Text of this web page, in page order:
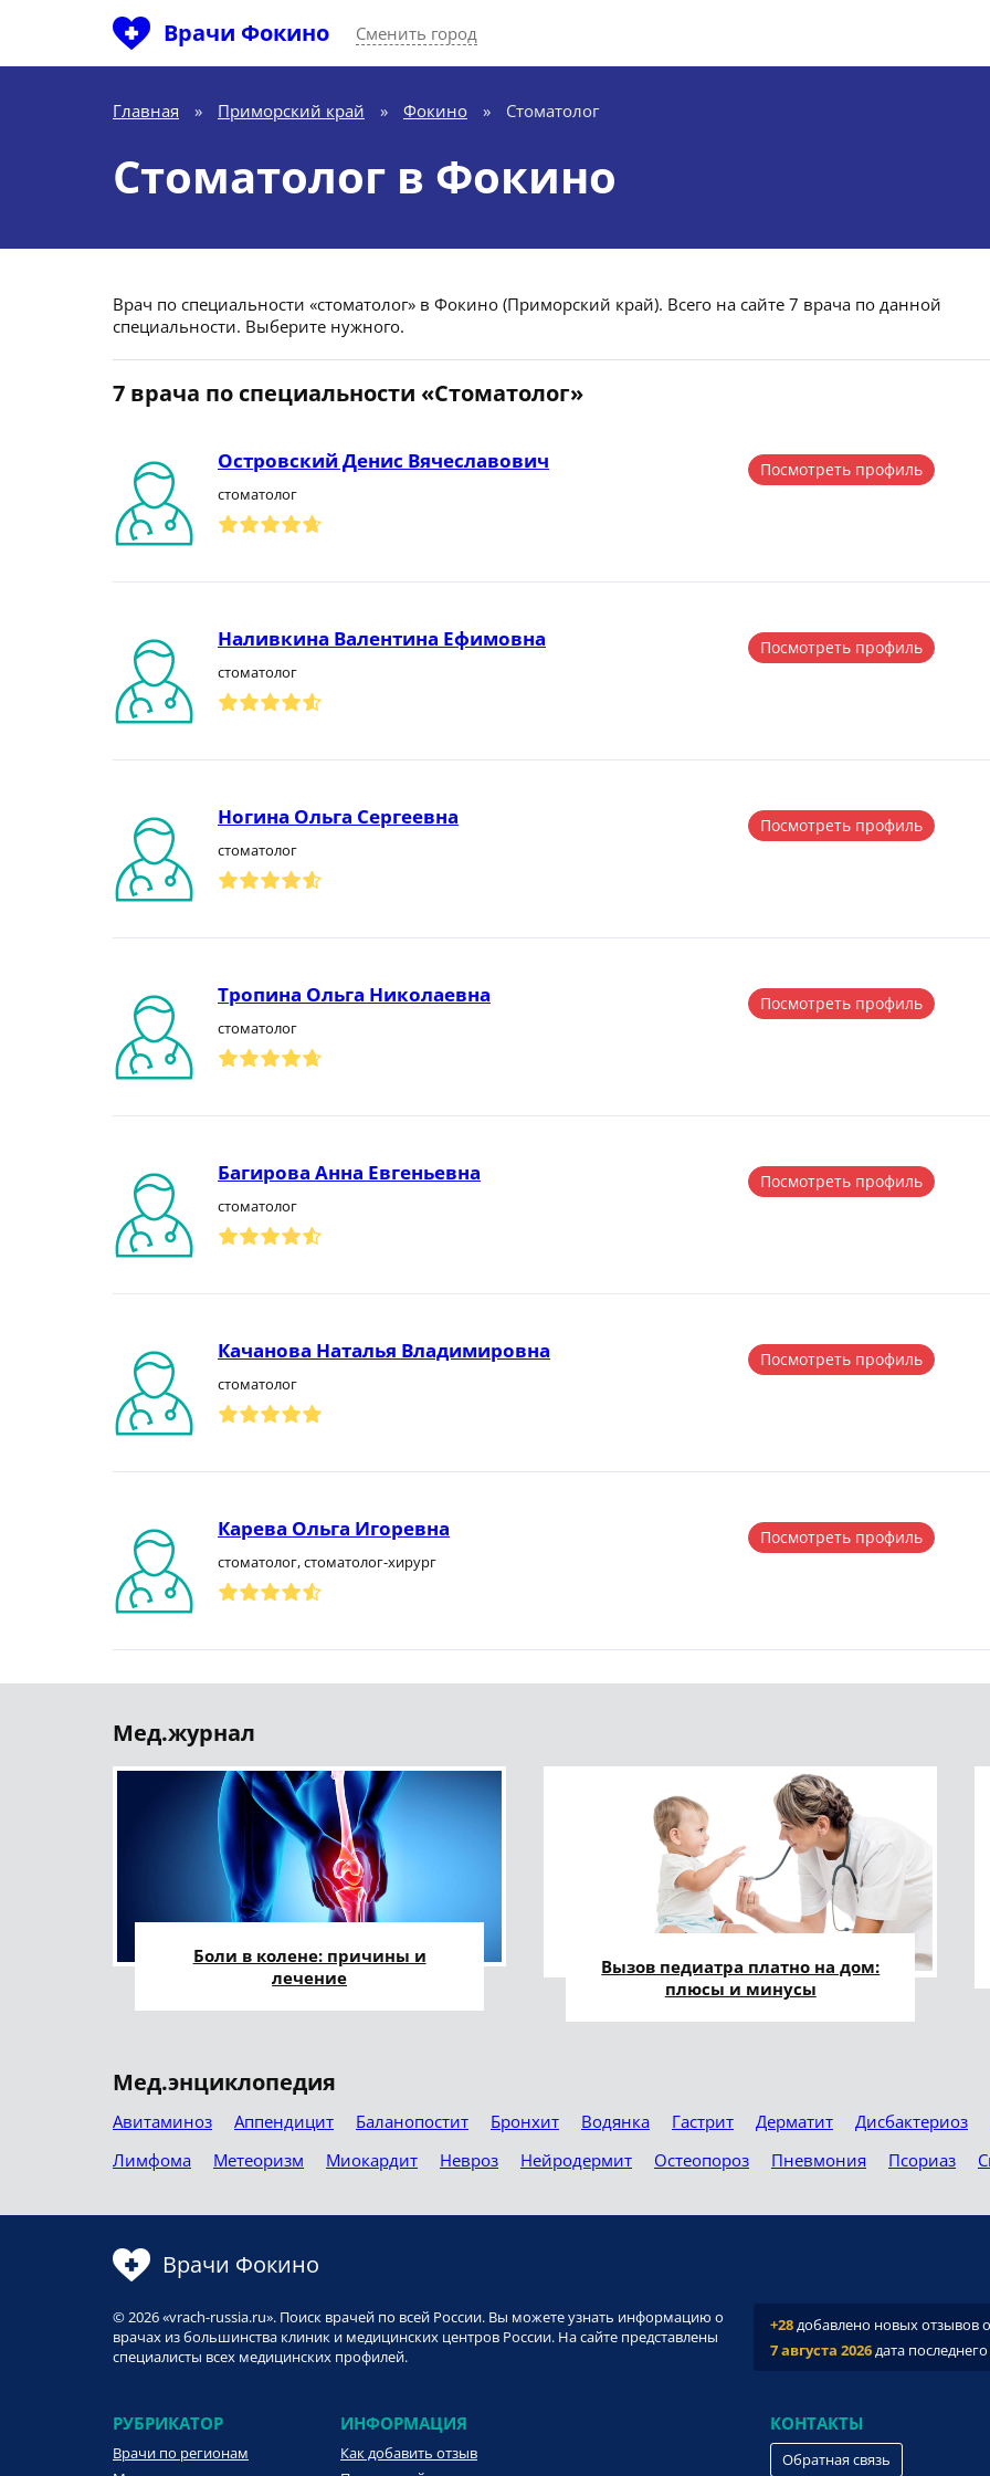
Врачи Фокино Сменить город
Главная » Приморский край » Фокино » Стоматолог
Стоматолог в Фокино
Врач по специальности «стоматолог» в Фокино (Приморский край). Всего на сайте 7 врача по данной
специальности. Выберите нужного.
7 врача по специальности «Стоматолог»
Островский Денис Вячеславович
стоматолог
Посмотреть профиль
Наливкина Валентина Ефимовна
стоматолог
Посмотреть профиль
Ногина Ольга Сергеевна
стоматолог
Посмотреть профиль
Тропина Ольга Николаевна
стоматолог
Посмотреть профиль
Багирова Анна Евгеньевна
стоматолог
Посмотреть профиль
Качанова Наталья Владимировна
стоматолог
Посмотреть профиль
Карева Ольга Игоревна
стоматолог, стоматолог-хирург
Посмотреть профиль
Мед.журнал
Боли в колене: причины и
лечение
Вызов педиатра платно на дом:
плюсы и минусы
Мед.энциклопедия
Авитаминоз Аппендицит Баланопостит Бронхит Водянка Гастрит Дерматит Дисбактериоз
Лимфома
Метеоризм Миокардит Невроз Нейродермит Остеопороз Пневмония Псориаз
Врачи Фокино
© 2026 «vrach-russia.ru». Поиск врачей по всей России. Вы можете узнать информацию о
врачах из большинства клиник и медицинских центров России. На сайте представлены
специалисты всех медицинских профилей.
+28добавлено новых отзывов
7 августа 2026дата
РУБРИКАТОР
Врачи по регионам
ИНФОРМАЦИЯ
Как добавить отзыв
КОНТАКТЫ
Обратная связь